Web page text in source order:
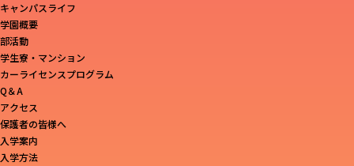
キャンパスライフ
学園概要
部活動
学生寮・マンション
カーライセンスプログラム
Q＆A
アクセス
保護者の皆様へ
入学案内
入学方法